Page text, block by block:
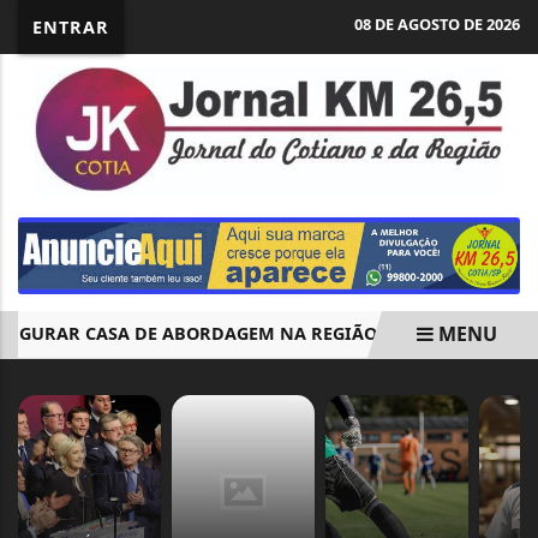
ENTRAR 08 DE AGOSTO DE 2026
CASA DE ABORDAGEM NA REGIÃO CENTRAL EMENU